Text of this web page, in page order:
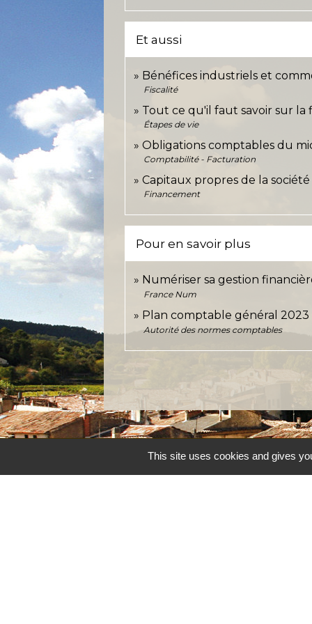
Et aussi
Bénéfices industriels et
Fiscalité
Tout ce qu'il faut savoir sur
Étapes de vie
Obligations comptables du
Comptabilité - Facturation
Capitaux propres de la société
Financement
Pour en savoir plus
Numériser sa gestion
France Num
Plan comptable général 2023
Autorité des normes comptables
Accueil et
This site uses cookies and gives